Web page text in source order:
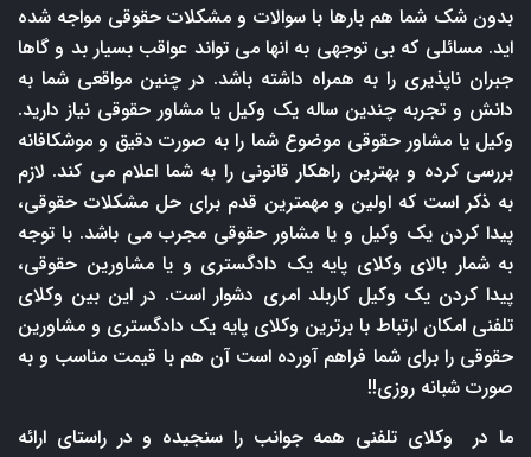
بدون شک شما هم بارها با سوالات و مشکلات حقوقی مواجه شده
اید. مسائلی که بی توجهی به انها می تواند عواقب بسیار بد و گاها
جبران ناپذیری را به همراه داشته باشد. در چنین مواقعی شما به
دانش و تجربه چندین ساله یک وکیل یا مشاور حقوقی نیاز دارید.
وکیل یا مشاور حقوقی موضوع شما را به صورت دقیق و موشکافانه
بررسی کرده و بهترین راهکار قانونی را به شما اعلام می کند. لازم
به ذکر است که اولین و مهمترین قدم برای حل مشکلات حقوقی،
پیدا کردن یک وکیل و یا مشاور حقوقی مجرب می باشد. با توجه
به شمار بالای وکلای پایه یک دادگستری و یا مشاورین حقوقی،
پیدا کردن یک وکیل کاربلد امری دشوار است. در این بین وکلای
تلفنی امکان ارتباط با برترین وکلای پایه یک دادگستری و مشاورین
حقوقی را برای شما فراهم آورده است آن هم با قیمت مناسب و به
صورت شبانه روزی!!
ما در وکلای تلفنی همه جوانب را سنجیده و در راستای ارائه